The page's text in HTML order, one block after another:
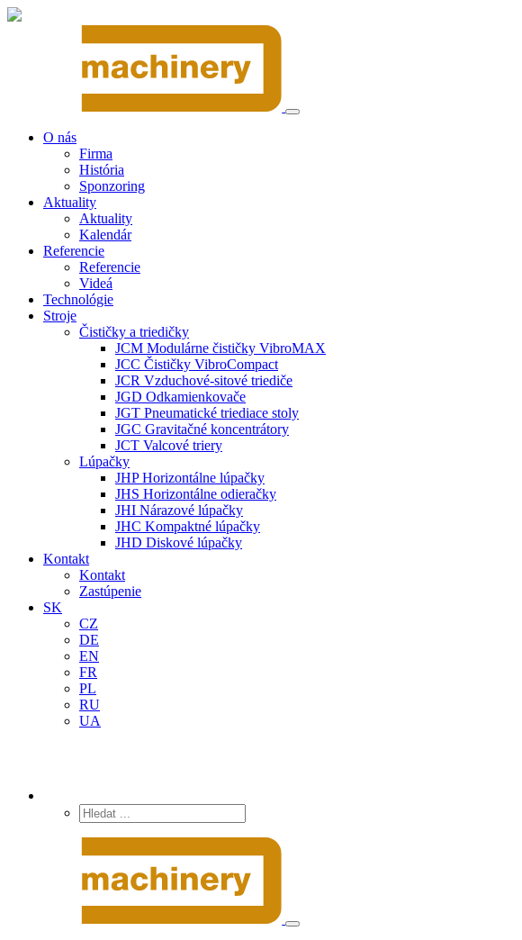
O nás
Firma
História
Sponzoring
Aktuality
Aktuality
Kalendár
Referencie
Referencie
Videá
Technológie
Stroje
Čističky a triedičky
JCM Modulárne čističky VibroMAX
JCC Čističky VibroCompact
JCR Vzduchové-sitové triediče
JGD Odkamienkovače
JGT Pneumatické triediace stoly
JGC Gravitačné koncentrátory
JCT Valcové triery
Lúpačky
JHP Horizontálne lúpačky
JHS Horizontálne odieračky
JHI Nárazové lúpačky
JHC Kompaktné lúpačky
JHD Diskové lúpačky
Kontakt
Kontakt
Zastúpenie
SK
CZ
DE
EN
FR
PL
RU
UA